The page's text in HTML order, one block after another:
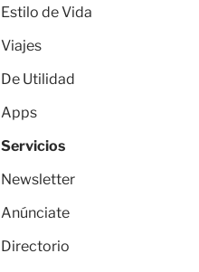
Estilo de Vida
Viajes
De Utilidad
Apps
Servicios
Newsletter
Anúnciate
Directorio